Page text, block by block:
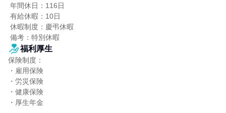
備考：特別休暇
福利厚生
保険制度：
・雇用保険
・労災保険
・健康保険
・厚生年金